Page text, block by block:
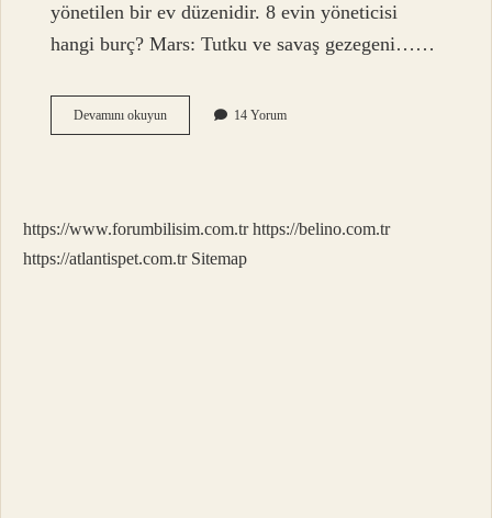
yönetilen bir ev düzenidir. 8 evin yöneticisi
hangi burç? Mars: Tutku ve savaş gezegeni……
Devamını okuyunMars
Hangi
14 Yorum
https://www.forumbilisim.com.tr https://belino.com.tr
https://atlantispet.com.tr Sitemap